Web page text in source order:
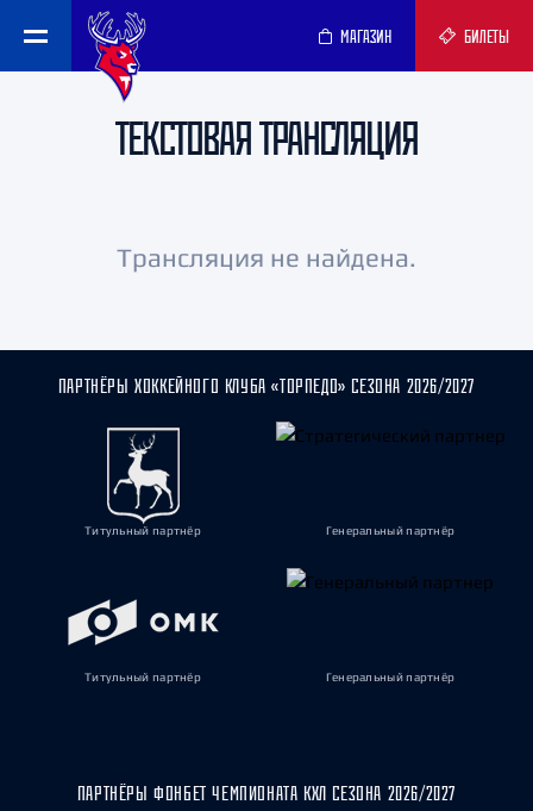
МАГАЗИН БИЛЕТЫ
ТЕКСТОВАЯ ТРАНСЛЯЦИЯ
Трансляция не найдена.
ПАРТНЁРЫ ХОККЕЙНОГО КЛУБА «ТОРПЕДО» СЕЗОНА 2026/2027
Титульный партнёр Генеральный партнёр
Титульный партнёр Генеральный партнёр
ПАРТНЁРЫ ФОНБЕТ ЧЕМПИОНАТА КХЛ СЕЗОНА 2026/2027